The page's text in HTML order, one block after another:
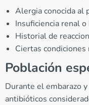
Alergia conocida al
Insuficiencia renal
Historial de
Ciertas condiciones
Población
Durante el embarazo
antibióticos